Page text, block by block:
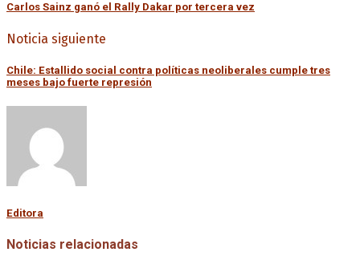
Carlos Sainz ganó el Rally Dakar por tercera vez
Noticia siguiente
Chile: Estallido social contra políticas neoliberales cumple tres
meses bajo fuerte represión
Editora
Noticias relacionadas